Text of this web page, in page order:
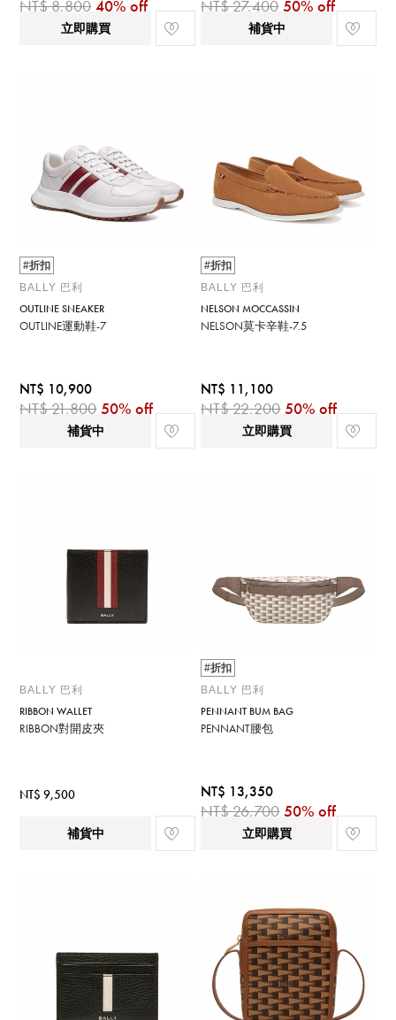
NT$ 8,800 40% off
立即購買
NT$ 27,400 50% off
補貨中
#折扣
BALLY 巴利
OUTLINE SNEAKER
OUTLINE運動鞋-7
NT$ 10,900
NT$ 21,800 50% off
補貨中
#折扣
BALLY 巴利
NELSON MOCCASSIN
NELSON莫卡辛鞋-7.5
NT$ 11,100
NT$ 22,200 50% off
立即購買
BALLY 巴利
RIBBON WALLET
RIBBON對開皮夾
NT$ 9,500
補貨中
#折扣
BALLY 巴利
PENNANT BUM BAG
PENNANT腰包
NT$ 13,350
NT$ 26,700 50% off
立即購買